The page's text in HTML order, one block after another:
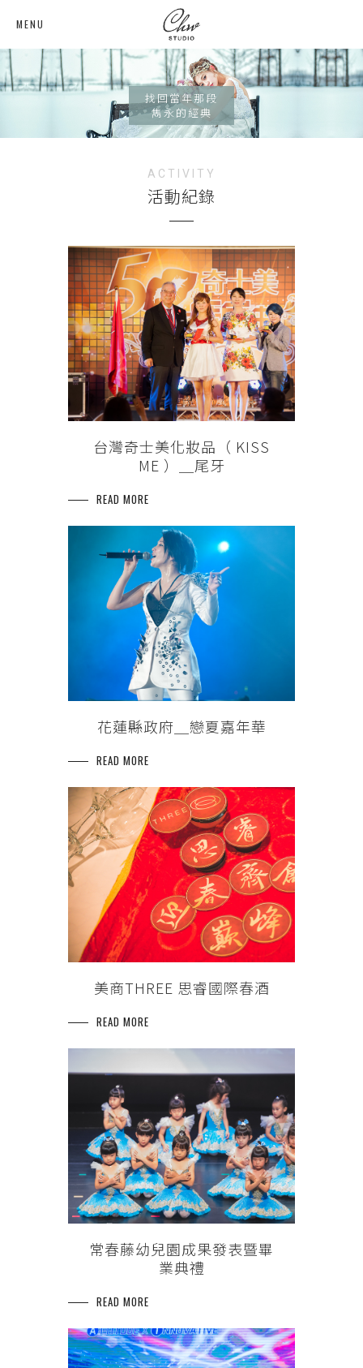
找回當年那段
雋永的經典
ACTIVITY
活動紀錄
台灣奇士美化妝品（ KISS
ME ）＿尾牙
READ MORE
花蓮縣政府＿戀夏嘉年華
READ MORE
美商THREE 思睿國際春酒
READ MORE
常春藤幼兒園成果發表暨畢
業典禮
READ MORE
MENU